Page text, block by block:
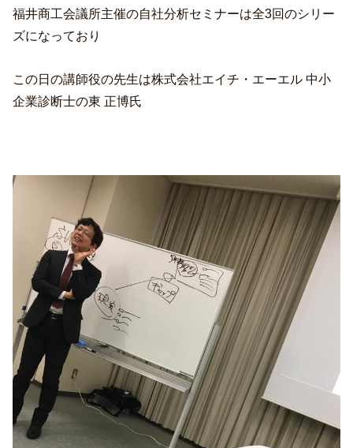
福井商工会議所主催の自社分析セミナーは全3回のシリー
ズになっており
この日の講師役の先生は株式会社エイチ・エーエル 中小
企業診断士の東 正博氏